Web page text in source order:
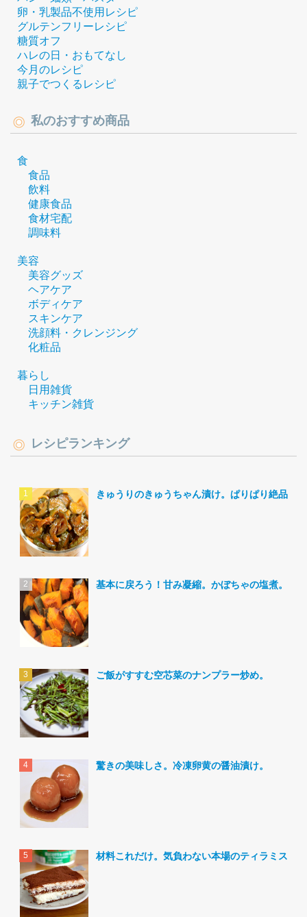
卵・乳製品不使用レシピ
グルテンフリーレシピ
糖質オフ
ハレの日・おもてなし
今月のレシピ
親子でつくるレシピ
私のおすすめ商品
食
食品
飲料
健康食品
食材宅配
調味料
美容
美容グッズ
ヘアケア
ボディケア
スキンケア
洗顔料・クレンジング
化粧品
暮らし
日用雑貨
キッチン雑貨
レシピランキング
きゅうりのきゅうちゃん漬け。ぱりぱり絶品。
基本に戻ろう！甘み凝縮。かぼちゃの塩煮。
ご飯がすすむ空芯菜のナンプラー炒め。
驚きの美味しさ。冷凍卵黄の醤油漬け。
材料これだけ。気負わない本場のティラミス。